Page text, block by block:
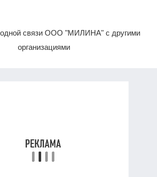
одной связи ООО "МИЛИНА" с другими
организациями